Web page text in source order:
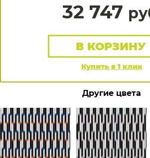
32 747
Купить в 1 клик
В КОРЗИНУ
Другие цвета